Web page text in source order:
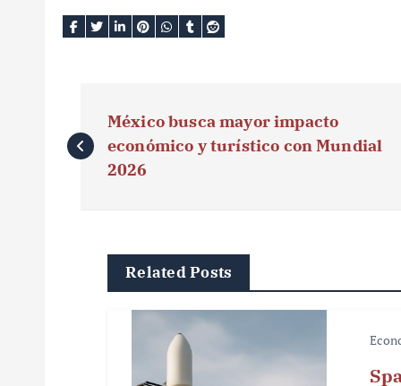
a
México busca mayor impacto
económico y turístico con Mundial
2026
Related Posts